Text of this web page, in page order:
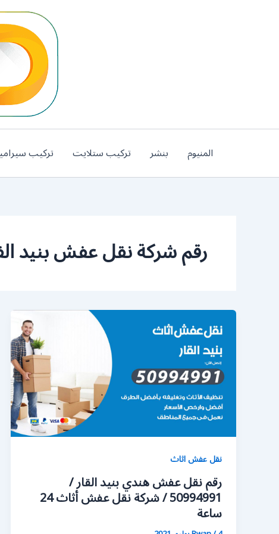
المنيوم بنشر تركيب ستلايت تركيب
رقم شركة نقل عفش بنيد
نقل عفش اثاث
رقم نقل عفش هندي بنيد القار /
50994991 / شركة نقل عفش أثاث 24
ساعة